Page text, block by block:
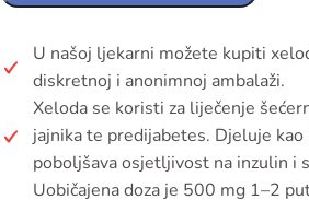
U našoj ljekarni možete kupiti
diskretnoj i anonimnoj ambalaži.
Xeloda se koristi za liječenje
jajnika te predijabetes. Djeluje
poboljšava osjetljivost na inzulin i
Uobičajena doza je 500 mg 1–2